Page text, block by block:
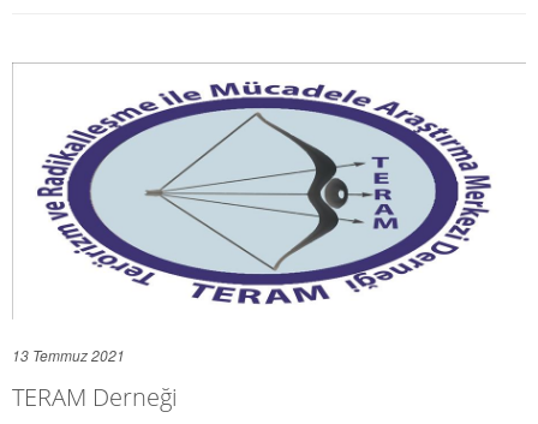
13 Temmuz 2021
TERAM Derneği